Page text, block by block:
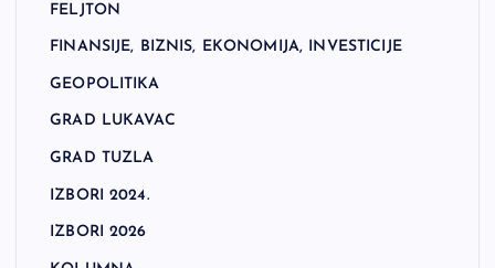
FELJTON
FINANSIJE, BIZNIS, EKONOMIJA, INVESTICIJE
GEOPOLITIKA
GRAD LUKAVAC
GRAD TUZLA
IZBORI 2024.
IZBORI 2026